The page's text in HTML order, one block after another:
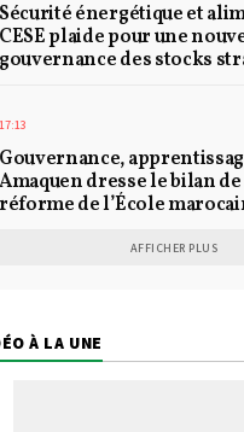
Sécurité énergétique et
CESE plaide pour une
gouvernance des stocks
17:13
Gouvernance,
Amaquen dresse le bilan
réforme de l’École
AFFICHER PLUS
À LA UNE